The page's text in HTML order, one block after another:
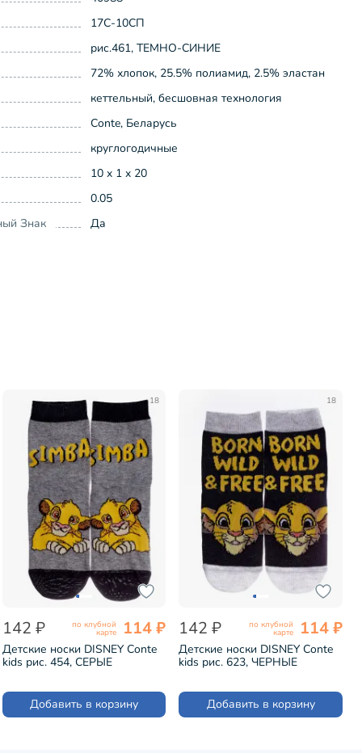
17С-10СП
рис.461, ТЕМНО-СИНИЕ
72% хлопок, 25.5% полиамид, 2.5% эластан
кеттельный, бесшовная технология
Conte, Беларусь
круглогодичные
10 x 1 x 20
0.05
Знак
Да
18
142 ₽ по клубной
карте 114 ₽
Детские носки DISNEY Conte
kids рис. 454, СЕРЫЕ
Добавить в корзину
18
142 ₽ по клубной
карте 114 ₽
Детские носки DISNEY Conte
kids рис. 623, ЧЕРНЫЕ
Добавить в корзину